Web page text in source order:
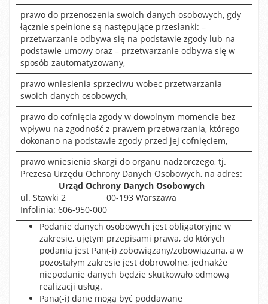
prawo do przenoszenia swoich danych osobowych, gdy
łącznie spełnione są następujące przesłanki: –
przetwarzanie odbywa się na podstawie zgody lub na
podstawie umowy oraz – przetwarzanie odbywa się w
sposób zautomatyzowany,
prawo wniesienia sprzeciwu wobec przetwarzania
swoich danych osobowych,
prawo do cofnięcia zgody w dowolnym momencie bez
wpływu na zgodność z prawem przetwarzania, którego
dokonano na podstawie zgody przed jej cofnięciem,
prawo wniesienia skargi do organu nadzorczego, tj.
Prezesa Urzędu Ochrony Danych Osobowych, na adres:
Urząd Ochrony Danych Osobowych
ul. Stawki 2 00-193 Warszawa
Infolinia: 606-950-000
Podanie danych osobowych jest obligatoryjne w
zakresie, ujętym przepisami prawa, do których
podania jest Pan(-i) zobowiązany/zobowiązana, a w
pozostałym zakresie jest dobrowolne, jednakże
niepodanie danych będzie skutkowało odmową
realizacji usług.
Pana(-i) dane mogą być poddawane